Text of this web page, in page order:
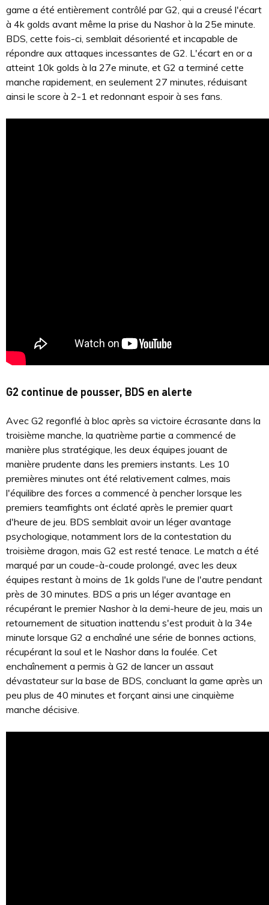
game a été entièrement contrôlé par G2, qui a creusé l'écart
à 4k golds avant même la prise du Nashor à la 25e minute.
BDS, cette fois-ci, semblait désorienté et incapable de
répondre aux attaques incessantes de G2. L'écart en or a
atteint 10k golds à la 27e minute, et G2 a terminé cette
manche rapidement, en seulement 27 minutes, réduisant
ainsi le score à 2-1 et redonnant espoir à ses fans.
G2 continue de pousser, BDS en alerte
Avec G2 regonflé à bloc après sa victoire écrasante dans la
troisième manche, la quatrième partie a commencé de
manière plus stratégique, les deux équipes jouant de
manière prudente dans les premiers instants. Les 10
premières minutes ont été relativement calmes, mais
l'équilibre des forces a commencé à pencher lorsque les
premiers teamfights ont éclaté après le premier quart
d'heure de jeu. BDS semblait avoir un léger avantage
psychologique, notamment lors de la contestation du
troisième dragon, mais G2 est resté tenace. Le match a été
marqué par un coude-à-coude prolongé, avec les deux
équipes restant à moins de 1k golds l'une de l'autre pendant
près de 30 minutes. BDS a pris un léger avantage en
récupérant le premier Nashor à la demi-heure de jeu, mais un
retournement de situation inattendu s'est produit à la 34e
minute lorsque G2 a enchaîné une série de bonnes actions,
récupérant la soul et le Nashor dans la foulée. Cet
enchaînement a permis à G2 de lancer un assaut
dévastateur sur la base de BDS, concluant la game après un
peu plus de 40 minutes et forçant ainsi une cinquième
manche décisive.